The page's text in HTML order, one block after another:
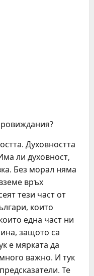
Духовността
ли духовност,
Без морал няма
връх
тези част от
които
една част ни
защото са
е мярката да
важно. И тук
Те